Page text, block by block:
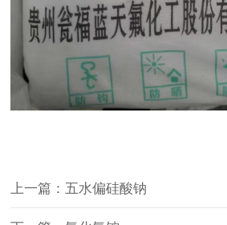
上一篇：五水偏硅酸钠